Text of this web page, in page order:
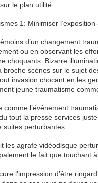
le plan utilité.
1: Minimiser
d’un changement
ou en observant les
choquants. Bizarre
scènes sur le sujet
invasion chocant en les
jeune traumatisme
l’événement
tout la presse services
suites perturbantes.
les agrafe vidéodisque
le fait que touchant
l’impression d’être